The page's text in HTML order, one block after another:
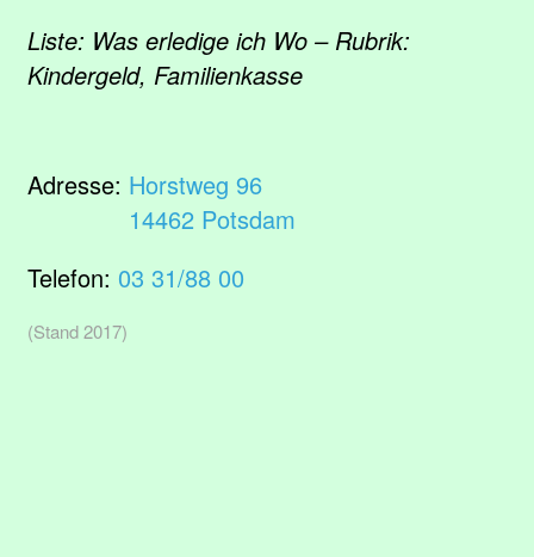
Liste: Was erledige ich Wo – Rubrik:
Kindergeld, Familienkasse
Adresse: Horstweg 96
14462 Potsdam
Telefon: 03 31/88 00
(Stand 2017)